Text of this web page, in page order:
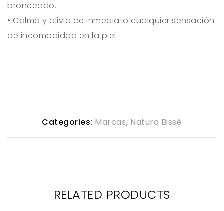
bronceado.
• Calma y alivia de inmediato cualquier sensación
de incomodidad en la piel.
Categories: Marcas, Natura Bissé
RELATED PRODUCTS